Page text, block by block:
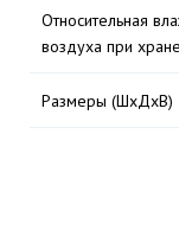
Относительная
воздуха при
Размеры (ШхДхВ)